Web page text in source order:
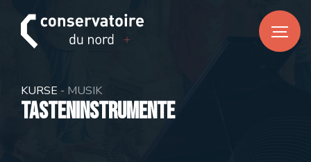
News
DE EN
KURSE - MUSIK
Tasteninstrumente